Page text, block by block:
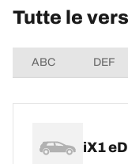
Tutte le
ABC DEF
iX1